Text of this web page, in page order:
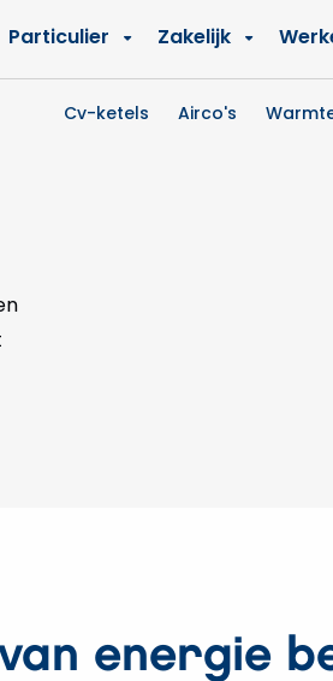
Particulier Zakelijk
Cv-ketels Airco's
energie